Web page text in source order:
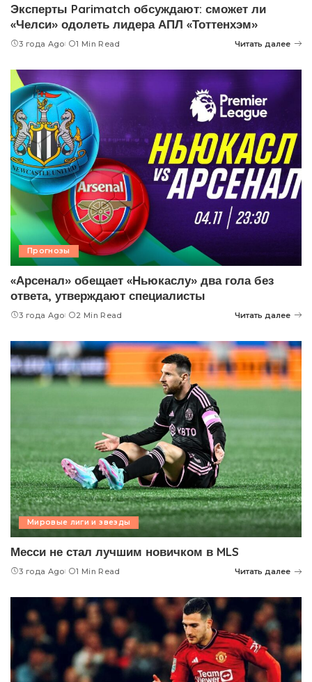
Эксперты Parimatch обсуждают: сможет ли
«Челси» одолеть лидера АПЛ «Тоттенхэм»
3 года Ago 1 Min Read Читать далее
Прогнозы
«Арсенал» обещает «Ньюкаслу» два гола без
ответа, утверждают специалисты
3 года Ago 2 Min Read Читать далее
Мировые лиги и звезды
Месси не стал лучшим новичком в MLS
3 года Ago 1 Min Read Читать далее